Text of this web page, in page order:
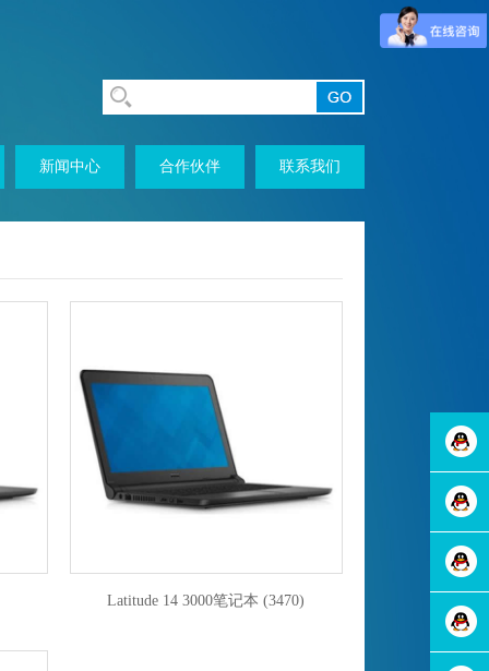
新闻中心 合作伙伴 联系我们
Latitude 14 3000笔记本 (3470)
在线咨
在线咨
在线咨